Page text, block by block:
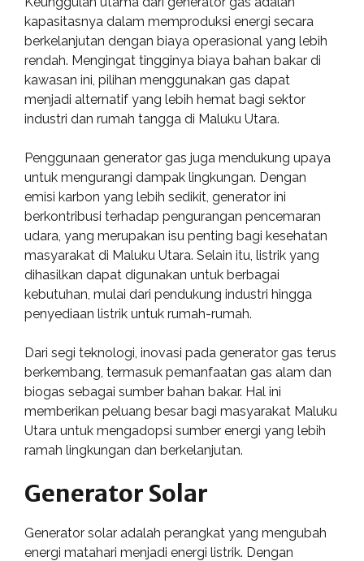
kapasitasnya dalam memproduksi energi secara
berkelanjutan dengan biaya operasional yang lebih
rendah. Mengingat tingginya biaya bahan bakar di
kawasan ini, pilihan menggunakan gas dapat
menjadi alternatif yang lebih hemat bagi sektor
industri dan rumah tangga di Maluku Utara.
Penggunaan generator gas juga mendukung upaya
untuk mengurangi dampak lingkungan. Dengan
emisi karbon yang lebih sedikit, generator ini
berkontribusi terhadap pengurangan pencemaran
udara, yang merupakan isu penting bagi kesehatan
masyarakat di Maluku Utara. Selain itu, listrik yang
dihasilkan dapat digunakan untuk berbagai
kebutuhan, mulai dari pendukung industri hingga
penyediaan listrik untuk rumah-rumah.
Dari segi teknologi, inovasi pada generator gas terus
berkembang, termasuk pemanfaatan gas alam dan
biogas sebagai sumber bahan bakar. Hal ini
memberikan peluang besar bagi masyarakat Maluku
Utara untuk mengadopsi sumber energi yang lebih
ramah lingkungan dan berkelanjutan.
Generator Solar
Generator solar adalah perangkat yang mengubah
energi matahari menjadi energi listrik. Dengan